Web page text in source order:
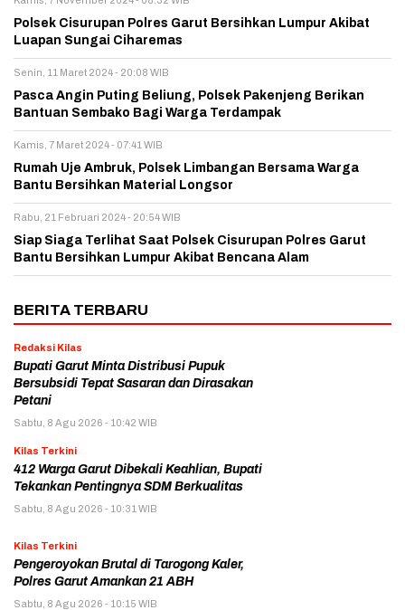
Polsek Cisurupan Polres Garut Bersihkan Lumpur Akibat
Luapan Sungai Ciharemas
Senin, 11 Maret 2024 - 20:08 WIB
Pasca Angin Puting Beliung, Polsek Pakenjeng Berikan
Bantuan Sembako Bagi Warga Terdampak
Kamis, 7 Maret 2024 - 07:41 WIB
Rumah Uje Ambruk, Polsek Limbangan Bersama Warga
Bantu Bersihkan Material Longsor
Rabu, 21 Februari 2024 - 20:54 WIB
Siap Siaga Terlihat Saat Polsek Cisurupan Polres Garut
Bantu Bersihkan Lumpur Akibat Bencana Alam
BERITA TERBARU
Redaksi Kilas
Bupati Garut Minta Distribusi Pupuk
Bersubsidi Tepat Sasaran dan Dirasakan
Petani
Sabtu, 8 Agu 2026 - 10:42 WIB
Kilas Terkini
412 Warga Garut Dibekali Keahlian, Bupati
Tekankan Pentingnya SDM Berkualitas
Sabtu, 8 Agu 2026 - 10:31 WIB
Kilas Terkini
Pengeroyokan Brutal di Tarogong Kaler,
Polres Garut Amankan 21 ABH
Sabtu, 8 Agu 2026 - 10:15 WIB